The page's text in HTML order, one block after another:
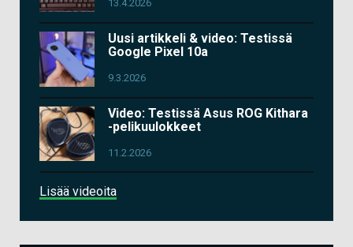
13.4.2026
Uusi artikkeli & video: Testissä
Google Pixel 10a
9.3.2026
Video: Testissä Asus ROG Kithara
-pelikuulokkeet
11.2.2026
Lisää videoita